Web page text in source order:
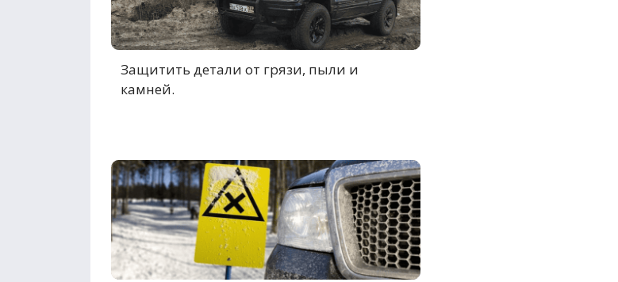
Защитить детали от грязи, пыли и
камней.